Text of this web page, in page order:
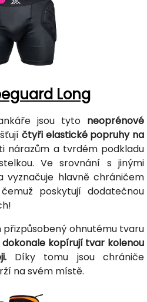
Long
jsou tyto neoprénové
čtyři elastické popruhy na
nárazům a tvrdém podkladu
Ve srovnání s jinými
vyznačuje hlavně chráničem
poskytují dodatečnou
ohnutému tvaru
dokonale kopírují tvar kolenou
Díky tomu jsou chrániče
na svém místě.